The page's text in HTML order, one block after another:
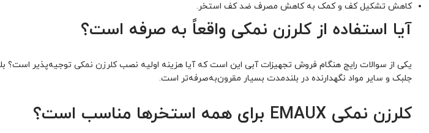
کاهش تشکیل کف و کمک به کاهش مصرف ضد کف استخر.
آیا استفاده از کلرزن نمکی واقعاً به صرفه است؟
یکی از سوالات رایج هنگام فروش تجهیزات آبی این است که آیا هزینه اولیه نصبکلرزن نمکیتوجیه‌پذیر است؟
جلبک و سایر مواد نگهدارنده در بلندمدت بسیار مقرون‌به‌صرفه‌تر است.
کلرزن نمکی EMAUX برای همه استخرها مناسب است؟